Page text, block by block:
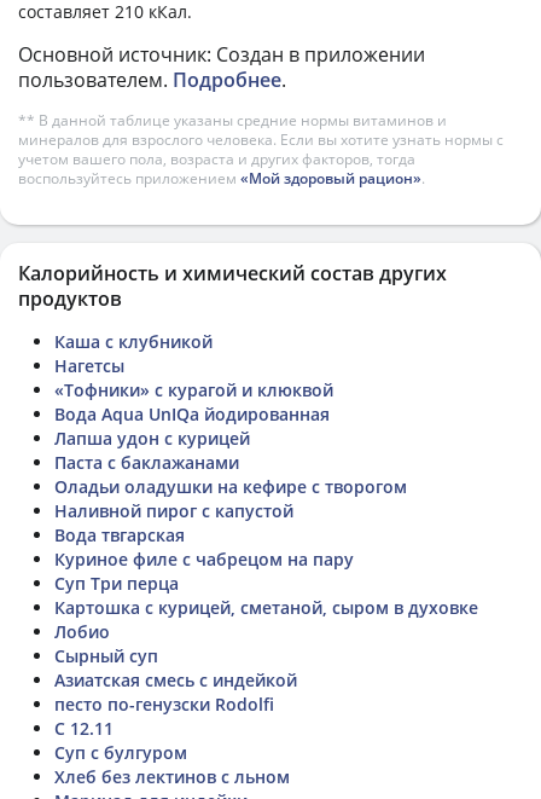
составляет 210 кКал.
Основной источник: Создан в приложении
пользователем. Подробнее.
** В данной таблице указаны средние нормы витаминов и
минералов для взрослого человека. Если вы хотите узнать нормы с
учетом вашего пола, возраста и других факторов, тогда
воспользуйтесь приложением «Мой здоровый рацион».
Калорийность и химический состав других
продуктов
Каша с клубникой
Нагетсы
«Тофники» с курагой и клюквой
Вода Aqua UnIQa йодированная
Лапша удон с курицей
Паста с баклажанами
Оладьи оладушки на кефире с творогом
Наливной пирог с капустой
Вода твгарская
Куриное филе с чабрецом на пару
Суп Три перца
Картошка с курицей, сметаной, сыром в духовке
Лобио
Сырный суп
Азиатская смесь с индейкой
песто по-генузски Rodolfi
С 12.11
Суп с булгуром
Хлеб без лектинов с льном